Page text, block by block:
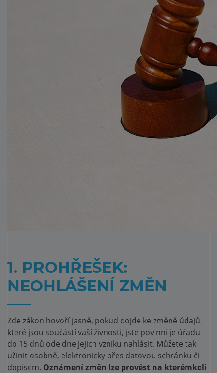
1. PROHŘEŠEK:
NEOHLÁŠENÍ ZMĚN
Zde zákon hovoří jasně, pokud dojde ke změně údajů,
které jsou součástí vaší živnosti, jste povinni je úřadu
do 15 dnů ode dne jejich vzniku nahlásit. Můžete tak
učinit osobně, elektronicky přes datovou schránku či
dopisem. Oznámení změn lze provést na kterémkoli